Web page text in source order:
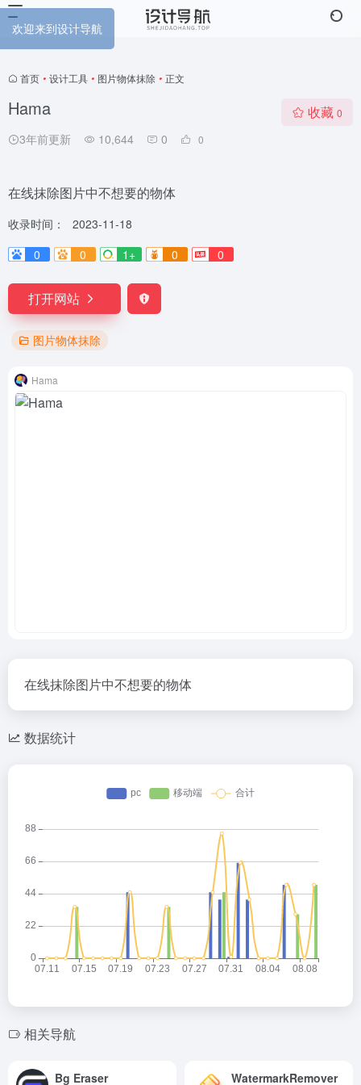
首页 • 设计工具 • 图片物体抹除 • 正文
Hama
3年前更新 10,644 0 0
收藏 0
在线抹除图片中不想要的物体
收录时间：
2023-11-18
0
0 1+ 0 0
打开网站
图片物体抹除
Hama
在线抹除图片中不想要的物体
数据统计
相关导航
Bg Eraser WatermarkRemover
欢迎来到设计导航